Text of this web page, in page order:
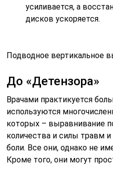
усиливается, а
дисков ускоряется.
Подводное вертикальное
До «Детензора»
Врачами практикуется
используются
которых – выравнивание
количества и силы травм
боли. Все они, однако не
Кроме того, они могут